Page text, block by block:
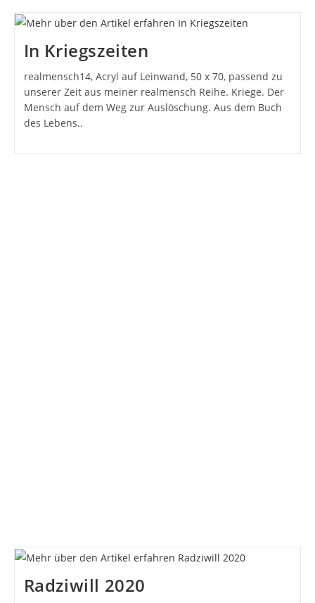
In Kriegszeiten
realmensch14, Acryl auf Leinwand, 50 x 70, passend zu
unserer Zeit aus meiner realmensch Reihe. Kriege. Der
Mensch auf dem Weg zur Auslöschung. Aus dem Buch
des Lebens..
Radziwill 2020